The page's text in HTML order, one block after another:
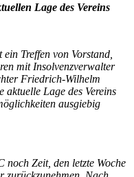
Lage des Vereins
Treffen von Vorstand,
mit Insolvenzverwalter
Friedrich-Wilhelm
aktuelle Lage des Vereins
ausgiebig
Zeit, den letzte Woche